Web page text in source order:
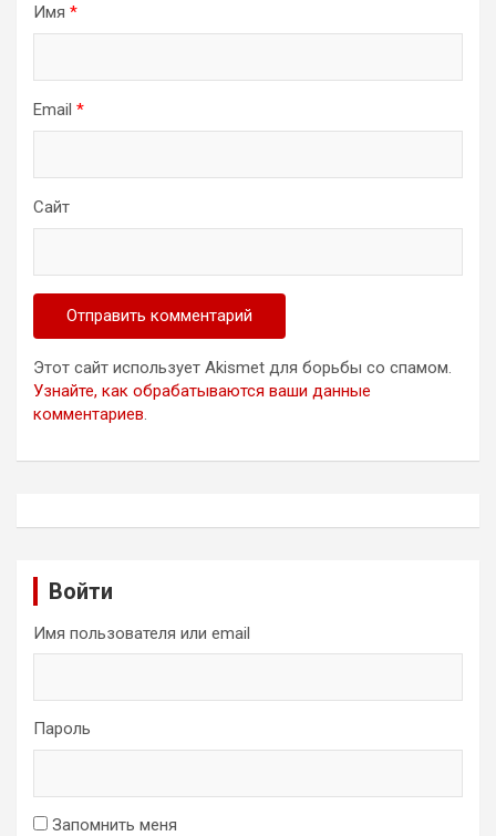
Имя *
Email *
Сайт
Этот сайт использует Akismet для борьбы со спамом.
Узнайте, как обрабатываются ваши данные
комментариев.
Войти
Имя пользователя или email
Пароль
Запомнить меня